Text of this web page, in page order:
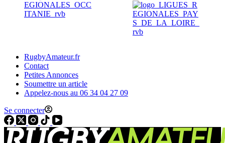
RugbyAmateur.fr
Contact
Petites Annonces
Soumettre un article
Appelez-nous au 06 34 04 27 09
Se connecter